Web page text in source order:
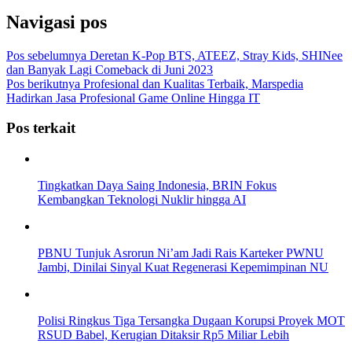
Navigasi pos
Pos sebelumnya Deretan K-Pop BTS, ATEEZ, Stray Kids, SHINee
dan Banyak Lagi Comeback di Juni 2023
Pos berikutnya Profesional dan Kualitas Terbaik, Marspedia
Hadirkan Jasa Profesional Game Online Hingga IT
Pos terkait
Tingkatkan Daya Saing Indonesia, BRIN Fokus
Kembangkan Teknologi Nuklir hingga AI
PBNU Tunjuk Asrorun Ni’am Jadi Rais Karteker PWNU
Jambi, Dinilai Sinyal Kuat Regenerasi Kepemimpinan NU
Polisi Ringkus Tiga Tersangka Dugaan Korupsi Proyek MOT
RSUD Babel, Kerugian Ditaksir Rp5 Miliar Lebih